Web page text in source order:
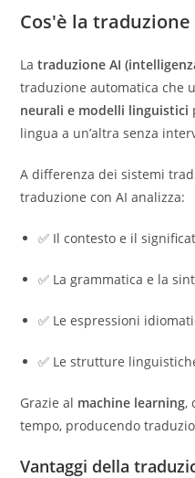
Cos'è la traduzione
Latraduzione AI
traduzione automatica che
neurali e modelli linguistici
lingua a un’altra senza
A differenza dei sistemi
traduzione con AI analizza:
✅ Il contesto e il
✅ La grammatica e la
✅ Le espressioni
✅ Le strutture
Grazie al machine learning,
tempo, producendo
Vantaggi della